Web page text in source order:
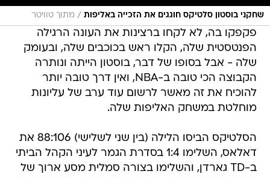
שחקני בוסטון סלטיקס חוגגים את הזכייה באליפות / מתוך טוויטר
פקפקו בה, לא לקחו ברצינות את העונה הרגילה
הפנטסטית שלה, הקלו ראש בכוכבים שלה, ובעומק
שלה - אבל בסופו של דבר, בוסטון הייתה ונותרה
הקבוצה הכי טובה ב-NBA, ואין דרך טובה יותר
להוכיח את זה מאשר לרשום עוד ערב של עליונות
מוחלטת במשחק האליפות שלה.
הסלטיקס הביסו הלילה (בין שני לשלישי) 88:106 את
דאלאס, השלימו 1:4 בסדרת הגמר לעיני הקהל הביתי
ב-TD גארדן, והשלימו בצורה סמלית מסע ארוך של